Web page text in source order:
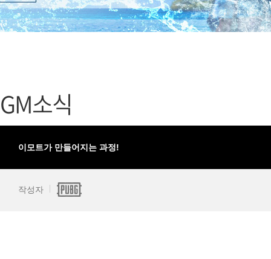
우마무스메 프리티 더비
SMiniz
프렌즈팝콘
내정보
보안센터
GM소식
이모트가 만들어지는 과정!
작성자